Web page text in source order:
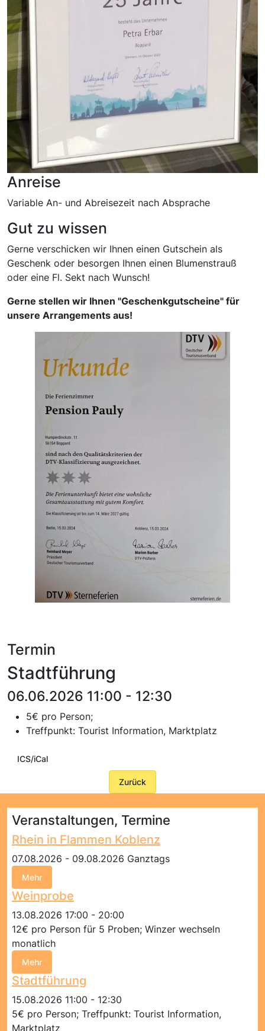
Anreise
Variable An- und Abreisezeit nach Absprache
Gut zu wissen
Gerne verschicken wir Ihnen einen Gutschein als
Geschenk oder besorgen Ihnen einen Blumenstrauß
oder eine Fl. Sekt nach Wunsch!
Gerne stellen wir Ihnen "Geschenkgutscheine" für
unsere Arrangements aus!
Termin
Stadtführung
06.06.2026 11:00 - 12:30
5€ pro Person;
Treffpunkt: Tourist Information, Marktplatz
ICS/iCal
Zurück
Veranstaltungen, Termine
Rhein in Flammen Koblenz
07.08.2026 - 09.08.2026 Ganztags
Mehr
Weinprobe
13.08.2026 17:00 - 20:00
12€ pro Person für 5 Proben; Winzer wechseln
monatlich
Mehr
Stadtführung
15.08.2026 11:00 - 12:30
5€ pro Person; Treffpunkt: Tourist Information,
Marktplatz